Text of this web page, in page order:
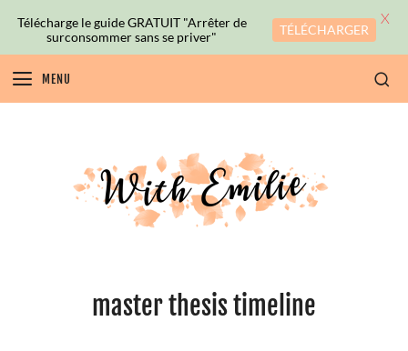
MENU
master thesis timeline
Télécharge le guide GRATUIT "Arrêter de
surconsommer sans se priver"
TÉLÉCHARGER
X